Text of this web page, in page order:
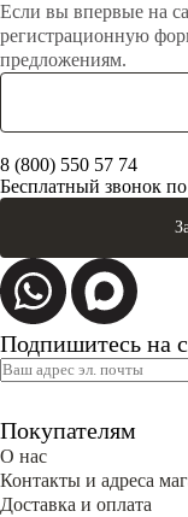
Если вы впервые на
регистрационную
предложениям.
8 (800) 550 57 74
Бесплатный звонок
Подпишитесь на
Покупателям
О нас
Контакты и адреса
Доставка и оплата